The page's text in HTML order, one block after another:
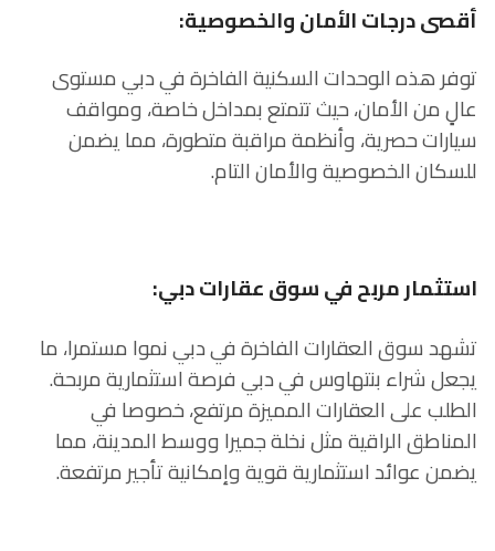
أقصى درجات الأمان والخصوصية:
توفر هذه الوحدات السكنية الفاخرة في دبي مستوى
عالٍ من الأمان، حيث تتمتع بمداخل خاصة، ومواقف
سيارات حصرية، وأنظمة مراقبة متطورة، مما يضمن
للسكان الخصوصية والأمان التام.
استثمار مربح في سوق عقارات دبي:
تشهد سوق العقارات الفاخرة في دبي نموا مستمرا، ما
يجعل شراء بنتهاوس في دبي فرصة استثمارية مربحة.
الطلب على العقارات المميزة مرتفع، خصوصا في
المناطق الراقية مثل نخلة جميرا ووسط المدينة، مما
يضمن عوائد استثمارية قوية وإمكانية تأجير مرتفعة.